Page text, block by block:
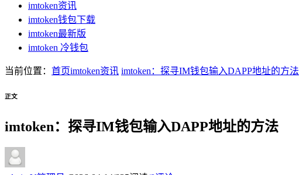
imtoken资讯
imtoken钱包下载
imtoken最新版
imtoken 冷钱包
当前位置： 首页imtoken资讯 imtoken：探寻IM钱包输入DAPP地址的方法
正文
imtoken：探寻IM钱包输入DAPP地址的方法